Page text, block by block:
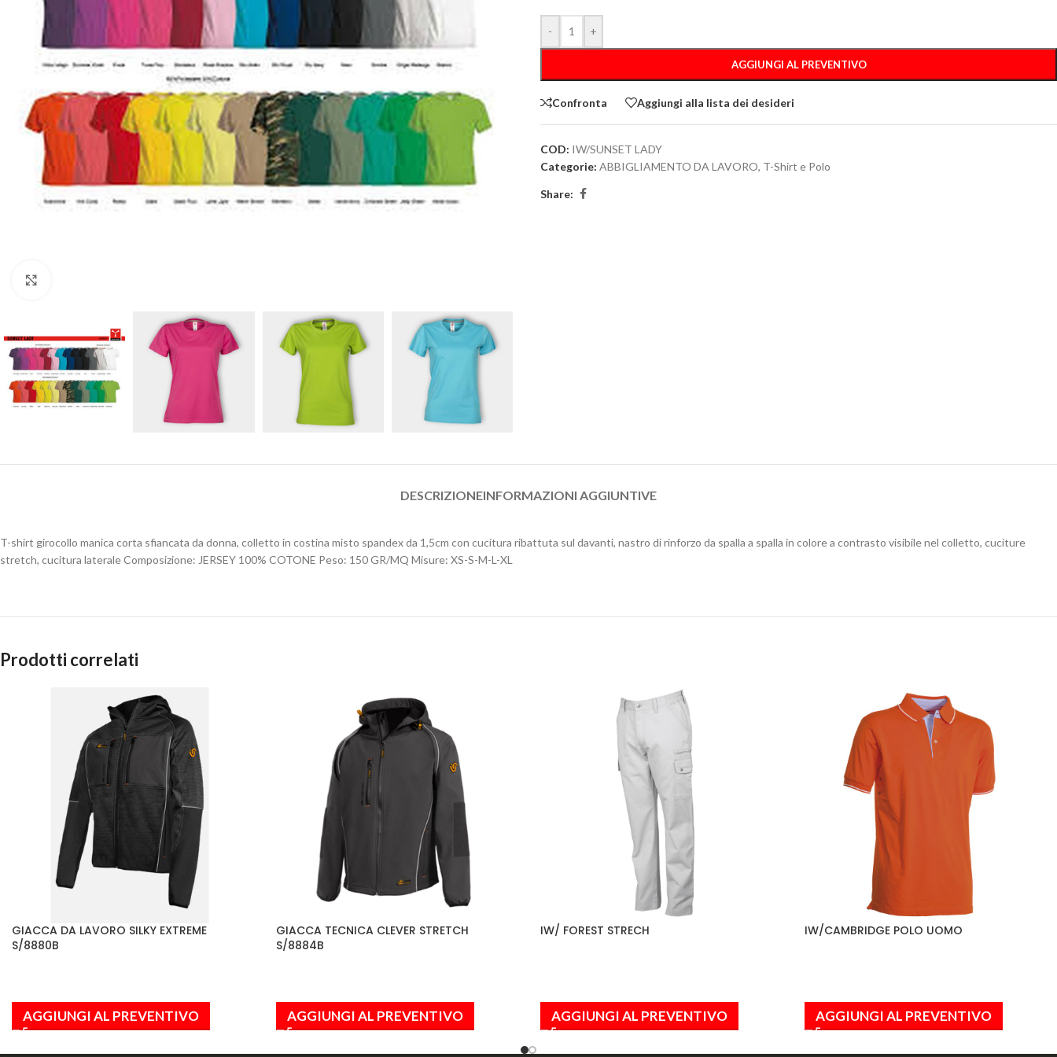
- +
AGGIUNGI AL PREVENTIVO
Confronta Aggiungi alla lista dei desideri
COD: IW/SUNSET LADY
Categorie: ABBIGLIAMENTO DA LAVORO, T-Shirt e Polo
Share:
DESCRIZIONEINFORMAZIONI AGGIUNTIVE
T-shirt girocollo manica corta sfiancata da donna, colletto in costina misto spandex da 1,5cm con cucitura ribattuta sul davanti, nastro di rinforzo da spalla a spalla in colore a contrasto visibile nel colletto, cuciture
stretch, cucitura laterale Composizione: JERSEY 100% COTONE Peso: 150 GR/MQ Misure: XS-S-M-L-XL
Prodotti correlati
GIACCA DA LAVORO SILKY EXTREME
S/8880B
AGGIUNGI AL PREVENTIVO
GIACCA TECNICA CLEVER STRETCH
S/8884B
AGGIUNGI AL PREVENTIVO
IW/ FOREST STRECH
AGGIUNGI AL PREVENTIVO
IW/CAMBRIDGE POLO UOMO
AGGIUNGI AL PREVENTIVO